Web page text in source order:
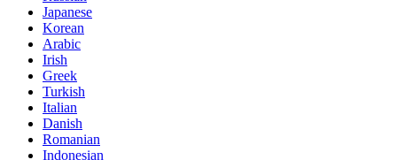
Japanese
Korean
Arabic
Irish
Greek
Turkish
Italian
Danish
Romanian
Indonesian